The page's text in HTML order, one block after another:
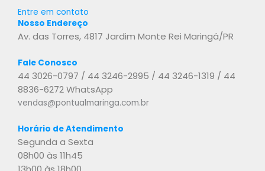
Entre em contato
Nosso Endereço
Av. das Torres, 4817 Jardim Monte Rei Maringá/PR
Fale Conosco
44 3026-0797 / 44 3246-2995 / 44 3246-1319 / 44
8836-6272 WhatsApp
vendas@pontualmaringa.com.br
Horário de Atendimento
Segunda a Sexta
08h00 às 11h45